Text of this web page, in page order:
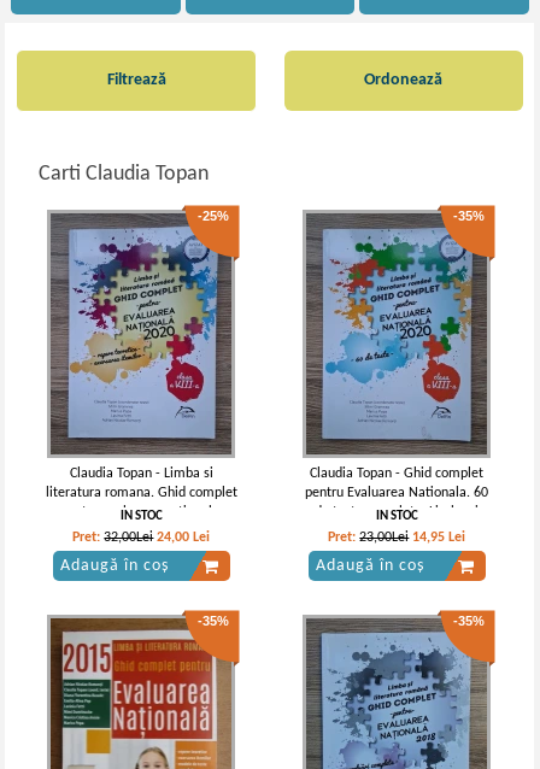
Filtrează
Carti Claudia Topan
Ordonează
-25%
Claudia Topan - Limba si
literatura romana. Ghid complet
pentru evaluarea nationala.
Repere teoretice, exersarea
itemilor, clasa a VIII-a (2020)
IN STOC
Pret:32,00Lei 24,00 Lei
Adaugă în coș
-35%
Claudia Topan - Ghid complet
pentru Evaluarea Nationala. 60
de teste complete. Limba si
literatura romana
IN STOC
Pret:23,00Lei 14,95 Lei
Adaugă în coș
-35% -35%